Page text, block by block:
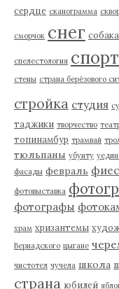
сердце сканограмма
сморчок снег собака
спелестология спорт
стены страна берёзового
стройка студия
таджики творчество
топинамбур трамвай
тюльпаны убунту
фасады февраль
фотовыставка
фотографы
храм хризантемы
Вернадского цыгане
чистотел чучела школа
страна юбилей